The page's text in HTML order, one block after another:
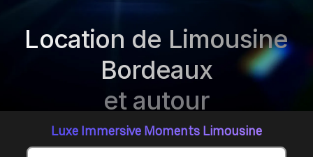
Location de Limousine
Bordeaux
et autour
Luxe Immersive Moments Limousine